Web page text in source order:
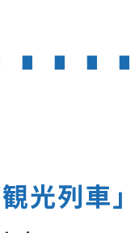
∎ ∎ ∎
光列車」